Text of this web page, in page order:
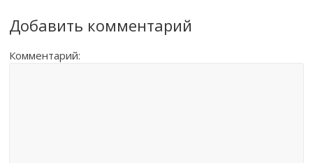
Добавить комментарий
Комментарий: